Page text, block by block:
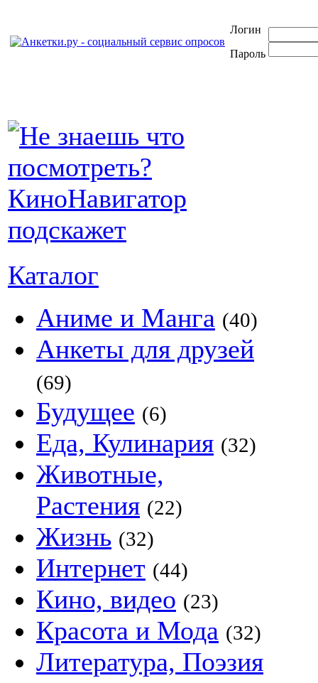
Логин
Пароль
Каталог
Аниме и Манга (40)
Анкеты для друзей
(69)
Будущее (6)
Еда, Кулинария (32)
Животные,
Растения (22)
Жизнь (32)
Интернет (44)
Кино, видео (23)
Красота и Мода (32)
Литература, Поэзия